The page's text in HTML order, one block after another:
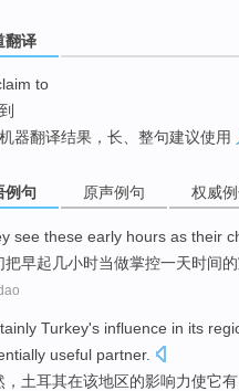
翻译
to
器翻译结果，长、整句建议使用
例句 原声例句 权威
see these early hours as their
把早起 几小时当做掌控一天时间的
Turkey's influence in its
useful partner.
， 土耳其在该地区的影响力使它有